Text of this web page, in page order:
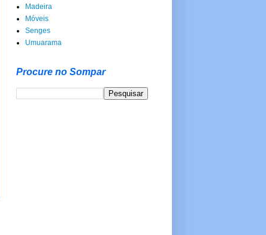
Madeira
Móveis
Senges
Umuarama
Procure no Sompar